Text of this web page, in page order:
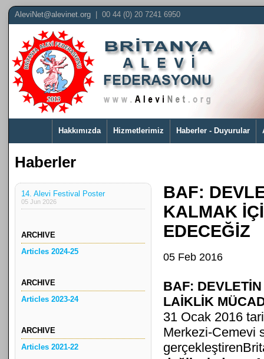
AleviNet@alevinet.org | 00 44 (0) 20 7241 6950
Hakkımızda Hizmetlerimiz Haberler - Duyurular
Haberler
14. Alevi Festival Poster
05 Jun 2026
ARCHIVE
Articles 2024-25
ARCHIVE
Articles 2023-24
ARCHIVE
Articles 2021-22
BAF:
KALMAK
EDECEĞİZ
05 Feb 2016
BAF:
LAİKLİK
31 Ocak 2016
Merkezi-Cemevi